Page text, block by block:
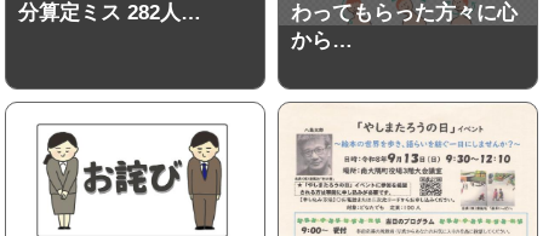
分算定ミス 282人…
わってもらった方々に心
から…